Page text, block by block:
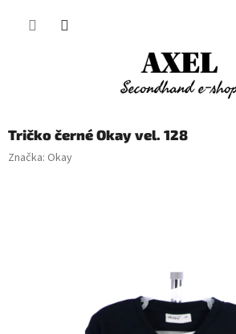
Tričko černé Okay vel. 128
Značka: Okay